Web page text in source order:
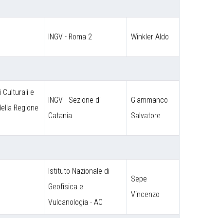
INGV - Roma 2 Winkler Aldo
Culturali e
Regione
INGV - Sezione di
Catania
Giammanco
Salvatore
Istituto Nazionale di
Geofisica e
Vulcanologia - AC
Sepe
Vincenzo